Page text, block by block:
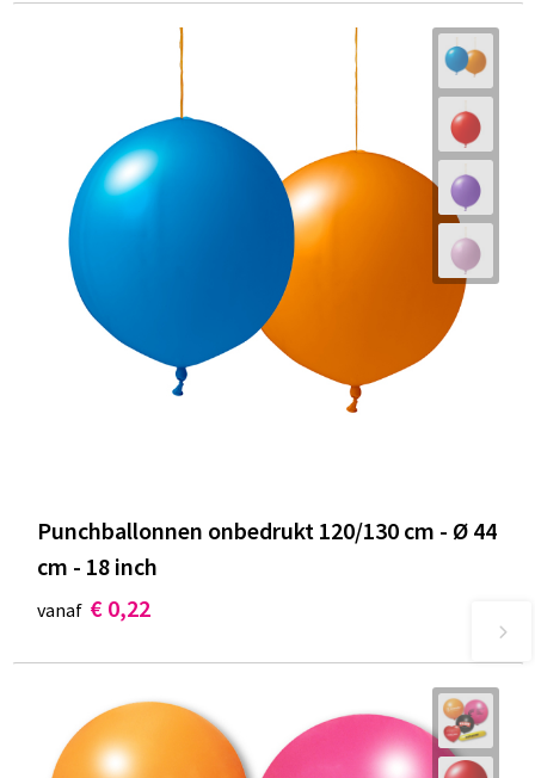
Punchballonnen onbedrukt 120/130 cm - Ø 44
cm - 18 inch
vanaf € 0,22